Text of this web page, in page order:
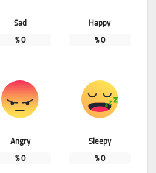
Happy
0
%
Sad
0
%
Sleepy
0
%
Angry
0
%